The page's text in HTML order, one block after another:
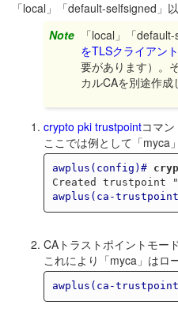
「local」「default-selfsigned」
Note
「local」「
をTLSクライアン
要があります）。
カルCAを別途作成
crypto pki trustpointコマ
ここでは例として「myca
awplus(config)#
awplus(ca-
CAトラストポイントモー
これにより「myca」はロ
awplus(ca-